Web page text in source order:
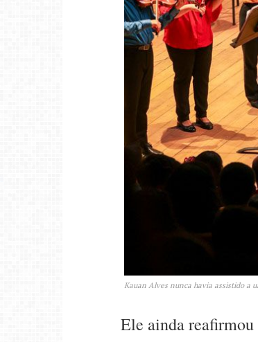
Kauan Alves nunca havia assistido a
Ele ainda